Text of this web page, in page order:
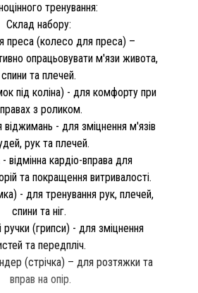
тренування:
Склад набору:
преса (колесо для преса) –
опрацьовувати м'язи живота,
спини та плечей.
під коліна) - для комфорту при
з роликом.
- для зміцнення м'язів
рук та плечей.
відмінна кардіо-вправа для
та покращення витривалості.
- для тренування рук, плечей,
спини та ніг.
ручки (грипси) - для зміцнення
та передпліч.
(стрічка) – для розтяжки та
вправ на опір.